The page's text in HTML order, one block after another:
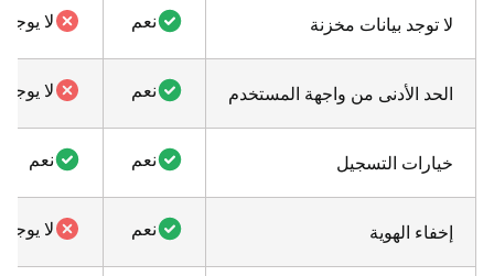
لا توجد بيانات مخزنة نعم لا يوجد
الحد الأدنى من واجهة المستخدم نعم لا يوجد
خيارات التسجيل نعم نعم
إخفاء الهوية نعم لا يوجد